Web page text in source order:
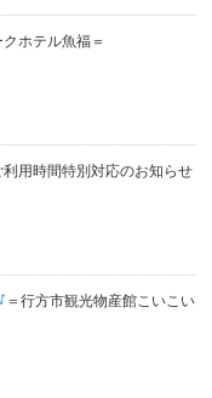
ホテル魚福＝
利用時間特別対応のお知らせ
＝行方市観光物産館こいこい